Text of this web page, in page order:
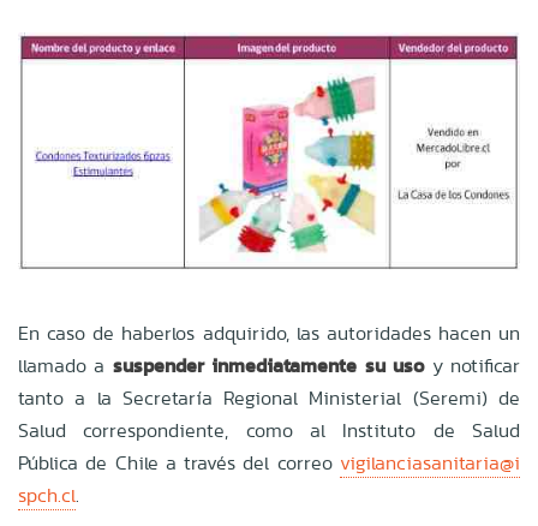
En caso de haberlos adquirido, las autoridades hacen un
llamado a suspender inmediatamente su usoy notificar
tanto a la Secretaría Regional Ministerial (Seremi) de
Salud correspondiente, como al Instituto de Salud
Pública de Chile a través del correo vigilanciasanitaria@i
spch.cl.